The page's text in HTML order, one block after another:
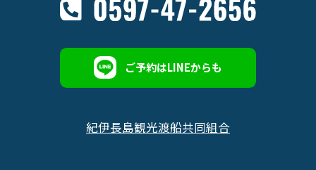
ご予約はLINEからも
紀伊長島観光渡船共同組合